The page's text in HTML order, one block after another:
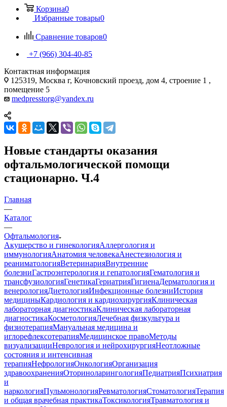
Корзина0
Избранные товары0
Сравнение товаров0
+7 (966) 304-40-85
Контактная информация
125319, Москва г, Кочновский проезд, дом 4, строение 1 ,
помещение 5
medpresstorg@yandex.ru
Новые стандарты оказания
офтальмологической помощи
стационарно. Ч.4
Главная
—
Каталог
—
Офтальмология
Акушерство и гинекологияАллергология и
иммунологияАнатомия человекаАнестезиология и
реаниматологияВетеринарияВнутренние
болезниГастроэнтерология и гепатологияГематология и
трансфузиологияГенетикаГериатрияГигиенаДерматология и
венерологияДиетологияИнфекционные болезниИстория
медициныКардиология и кардиохирургияКлиническая
лабораторная диагностикаКлиническая лабораторная
диагностикаКосметологияЛечебная физкультура и
физиотерапияМануальная медицина и
иглорефлексотерапияМедицинское правоМетоды
визуализацииНеврология и нейрохирургияНеотложные
состояния и интенсивная
терапияНефрологияОнкологияОрганизация
здравоохраненияОториноларингологияПедиатрияПсихиатрия
и
наркологияПульмонологияРевматологияСтоматологияТерапия
и общая врачебная практикаТоксикологияТравматология и